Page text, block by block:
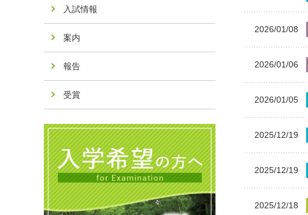
2026/01/08
2026/01/06
2026/01/05
2025/12/19
2025/12/19
2025/12/18
入試情報
案内
報告
受賞